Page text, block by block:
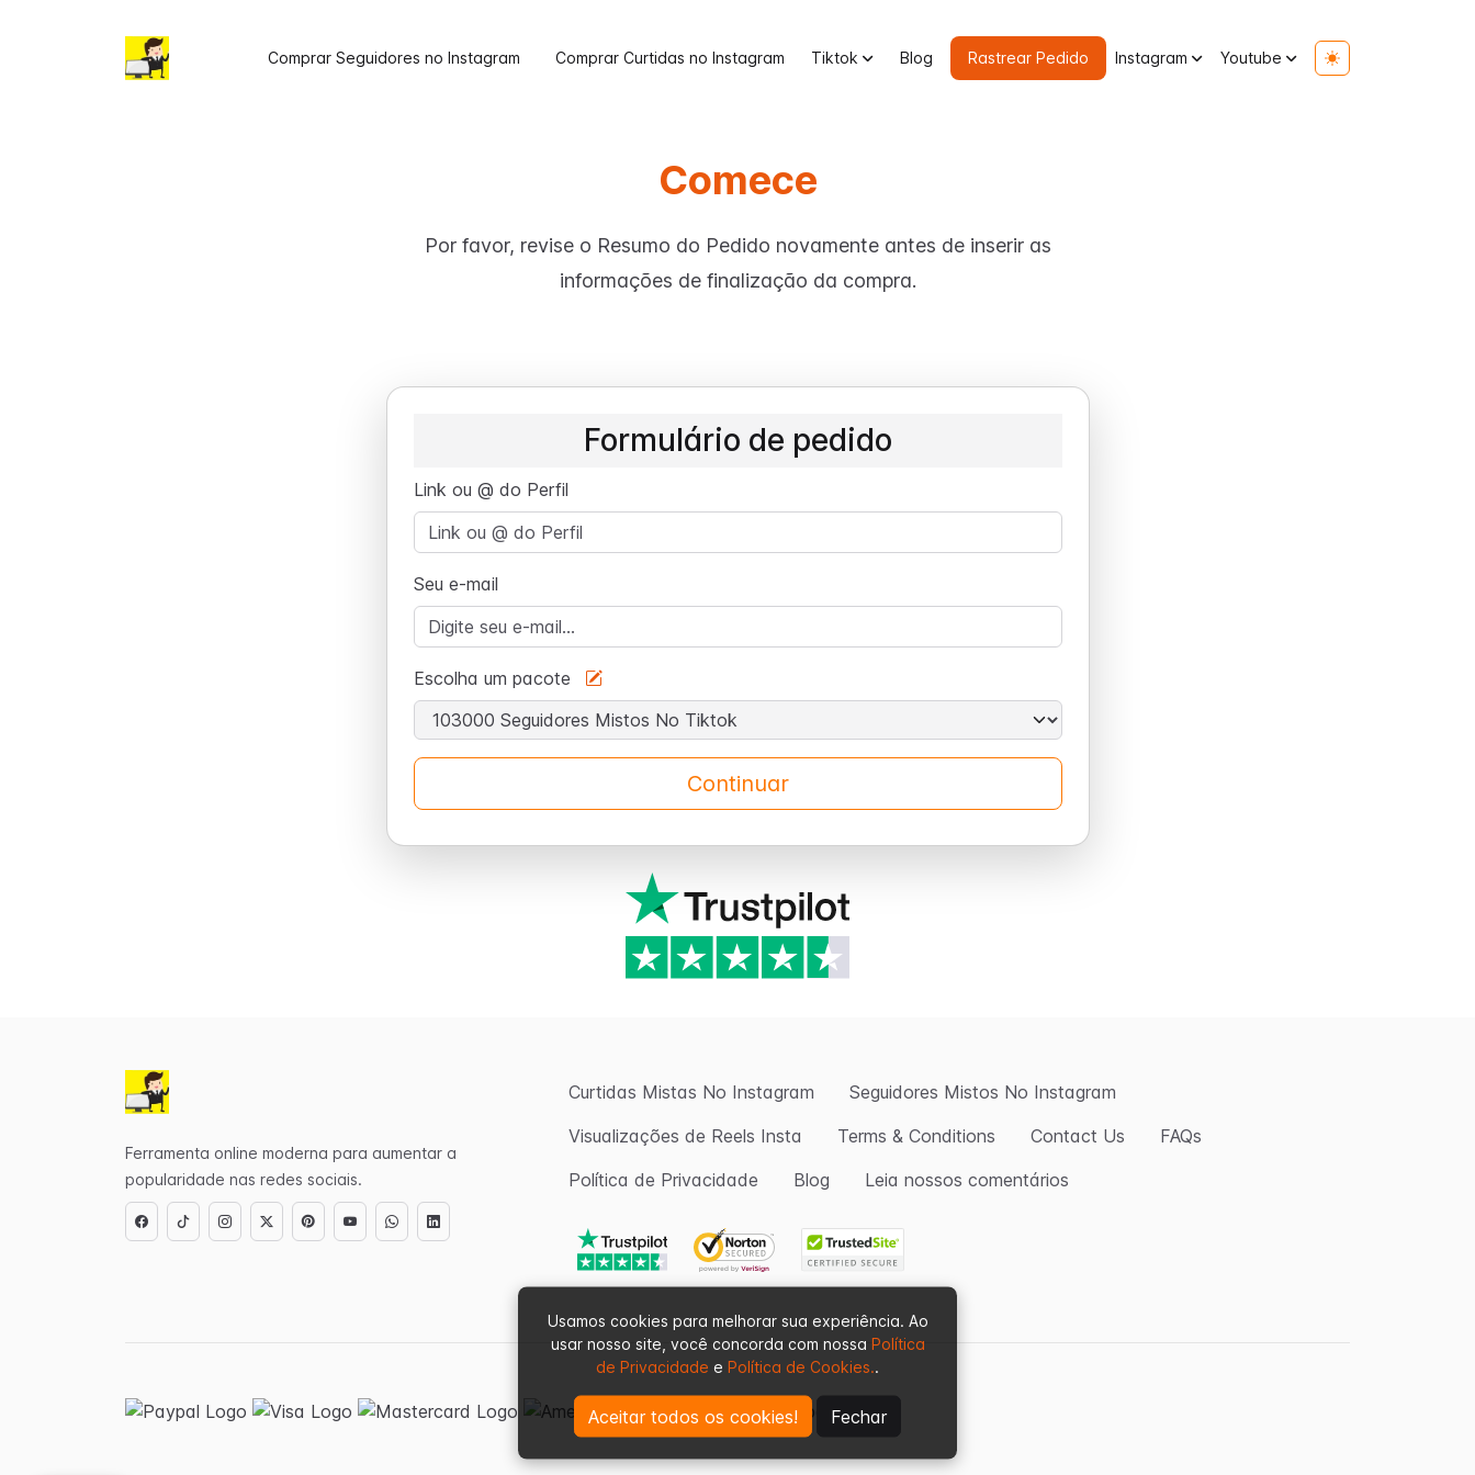
Toggle theme
Comprar Seguidores no Instagram Comprar Curtidas no Instagram Tiktok Blog Rastrear Pedido Instagram Youtube
Comece
Por favor, revise o Resumo do Pedido novamente antes de inserir as
informações de finalização da compra.
Formulário de pedido
Link ou @ do Perfil
Seu e-mail
Escolha um pacote
Continuar
Usamos cookies para melhorar sua experiência. Ao
usar nosso site, você concorda com nossa Política
de Privacidade e Política de Cookies..
Aceitar todos os cookies! Fechar
Ferramenta online moderna para aumentar a
popularidade nas redes sociais.
Curtidas Mistas No Instagram
Seguidores Mistos No Instagram
Visualizações de Reels Insta
Terms & Conditions Contact Us
FAQs
Política de Privacidade
Blog Leia nossos comentários